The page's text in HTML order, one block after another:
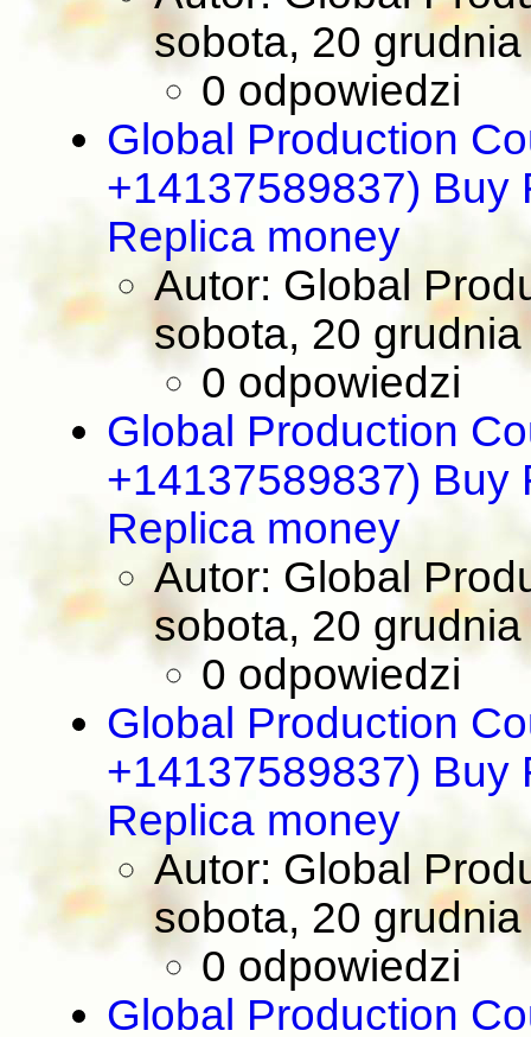
sobota, 20
0 odpowiedzi
Global Production
+14137589837) Buy
Replica money
Autor: Global
sobota, 20
0 odpowiedzi
Global Production
+14137589837) Buy
Replica money
Autor: Global
sobota, 20
0 odpowiedzi
Global Production
+14137589837) Buy
Replica money
Autor: Global
sobota, 20
0 odpowiedzi
Global Production